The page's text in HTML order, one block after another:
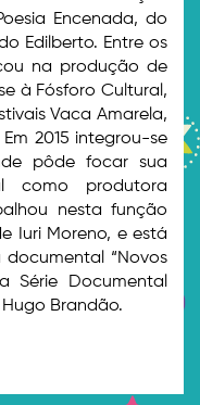
Encenada, do
Edilberto. Entre os
na produção de
à Fósforo Cultural,
Vaca Amarela,
2015 integrou-se
pôde focar sua
como produtora
nesta função
Iuri Moreno, e está
“Novos
Série Documental
Brandão.